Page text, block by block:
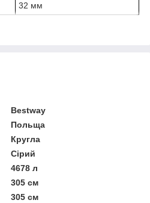
32 мм
Bestway
Польща
Кругла
Сірий
4678 л
305 см
305 см